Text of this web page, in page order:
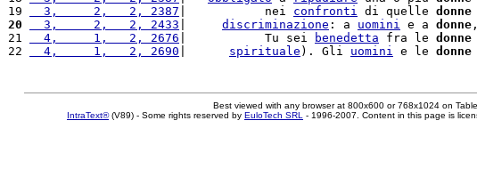
19
  3,     2,   2, 2387
|           nei confronti di quelle donne
20
  3,     2,   2, 2433
discriminazione : a uomini e a donne
21
  4,     1,   2, 2676
|           Tu sei benedetta fra le donne
22
  4,     1,   2, 2690
spirituale ). Gli uomini e le donne
Best viewed with any browser at 800x600 or 768x1024 on
IntraText®(V89) - Some rights reserved by EuloTech SRL - 1996-2007. Content in this page is